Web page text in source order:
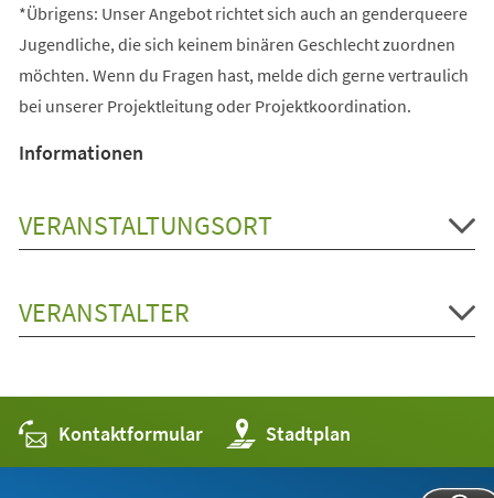
*Übrigens: Unser Angebot richtet sich auch an genderqueere
Jugendliche, die sich keinem binären Geschlecht zuordnen
möchten. Wenn du Fragen hast, melde dich gerne vertraulich
bei unserer Projektleitung oder Projektkoordination.
Informationen
VERANSTALTUNGSORT
VERANSTALTER
Kontaktformular Stadtplan
(Öffnet
in
einem